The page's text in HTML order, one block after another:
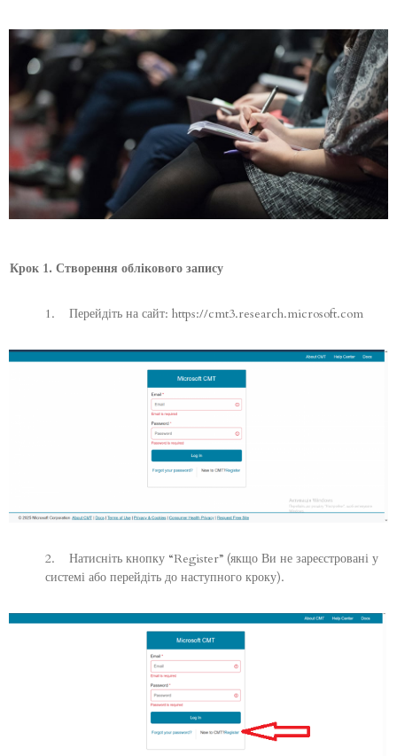
Крок 1. Створення облікового запису
1. Перейдіть на сайт: https://cmt3.research.microsoft.com
2. Натисніть кнопку “Register” (якщо Ви не зареєстровані у
системі або перейдіть до наступного кроку).